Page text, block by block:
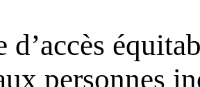
d’accès
personnes